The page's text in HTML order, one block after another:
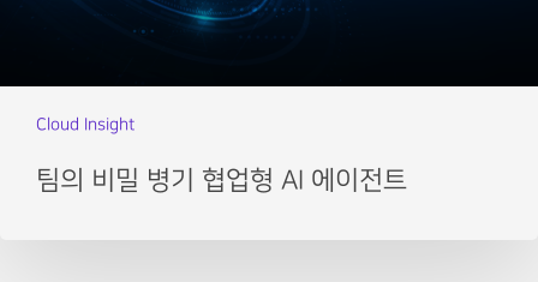
Cloud Insight
팀의 비밀 병기 협업형 AI 에이전트